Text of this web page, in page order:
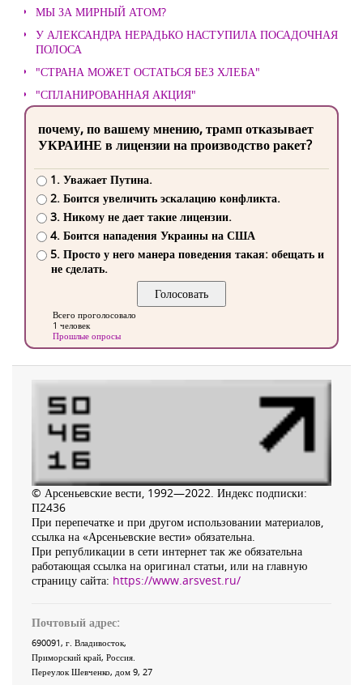
МЫ ЗА МИРНЫЙ АТОМ?
У АЛЕКСАНДРА НЕРАДЬКО НАСТУПИЛА ПОСАДОЧНАЯ
ПОЛОСА
"СТРАНА МОЖЕТ ОСТАТЬСЯ БЕЗ ХЛЕБА"
"СПЛАНИРОВАННАЯ АКЦИЯ"
почему, по вашему мнению, трамп отказывает
УКРАИНЕ в лицензии на производство ракет?
1. Уважает Путина.
2. Боится увеличить эскалацию конфликта.
3. Никому не дает такие лицензии.
4. Боится нападения Украины на США
5. Просто у него манера поведения такая: обещать и
не сделать.
Всего проголосовало
1 человек
Прошлые опросы
© Арсеньевские вести, 1992—2022. Индекс подписки:
П2436
При перепечатке и при другом использовании материалов,
ссылка на «Арсеньевские вести» обязательна.
При републикации в сети интернет так же обязательна
работающая ссылка на оригинал статьи, или на главную
страницу сайта: https://www.arsvest.ru/
Почтовый адрес:
690091, г. Владивосток,
Приморский край, Россия
Переулок Шевченко, дом 9, 27